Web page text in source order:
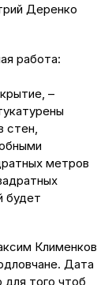
Деренко
работа:
–
стен,
метров
будет
Клименков
Дата
для того чтоб